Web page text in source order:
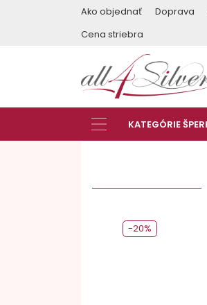
Ako objednať Doprava
Cena striebra
-20%